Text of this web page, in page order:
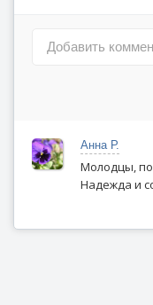
Добавить
Анна Р.
Молодцы,
Надежда и